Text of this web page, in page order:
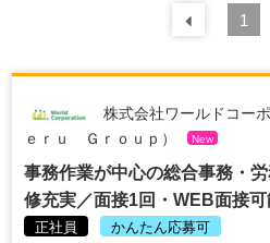
前の
1
株式会社ワールドコー
ｅｒｕ Ｇｒｏｕｐ）
New
事務作業が中心の総合事務・
修充実／面接1回・WEB面接
正社員 かんたん応募可